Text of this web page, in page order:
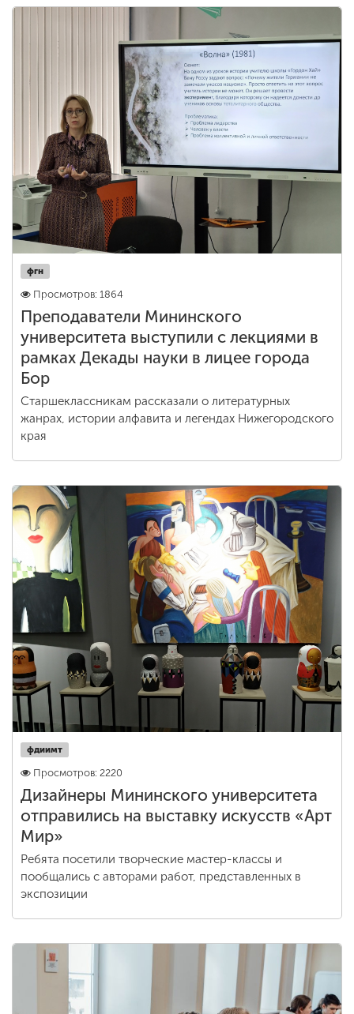
фгн
Просмотров: 1864
Преподаватели Мининского
университета выступили с лекциями в
рамках Декады науки в лицее города
Бор
Старшеклассникам рассказали о литературных
жанрах, истории алфавита и легендах Нижегородского
края
фдиимт
Просмотров: 2220
Дизайнеры Мининского университета
отправились на выставку искусств «Арт
Мир»
Ребята посетили творческие мастер-классы и
пообщались с авторами работ, представленных в
экспозиции